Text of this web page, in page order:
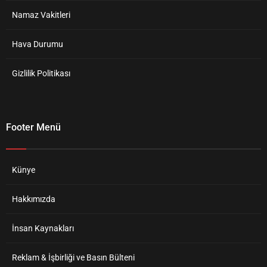
Namaz Vakitleri
Hava Durumu
Gizlilik Politikası
Footer Menü
Künye
Hakkımızda
İnsan Kaynakları
Reklam & İşbirliği ve Basın Bülteni